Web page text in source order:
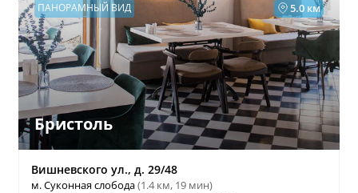
5.0 км
ПАНОРАМНЫЙ ВИД
Бристоль
Вишневского ул., д. 29/48
м. Суконная слобода(1.4 км, 19 мин)